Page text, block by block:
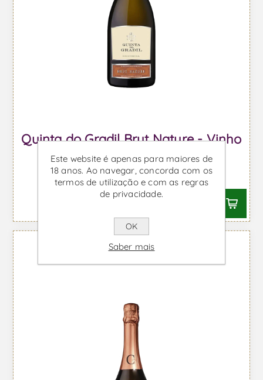
Quinta do Gradil Brut Nature - Vinho
Espumante
Desde €10,64 IVA incl.
Este website é apenas para maiores de
18 anos. Ao navegar, concorda com os
termos de utilização e com as regras
de privacidade.
OK
Saber mais